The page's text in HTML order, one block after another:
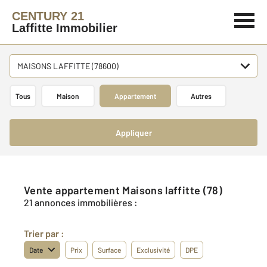
CENTURY 21
Laffitte Immobilier
MAISONS LAFFITTE (78600)
Tous Maison Appartement Autres
Appliquer
Vente appartement Maisons laffitte (78)
21 annonces immobilières :
Trier par :
Date Prix Surface Exclusivité DPE